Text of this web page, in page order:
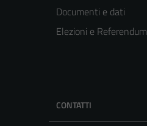
Documenti e dati
Elezioni e Referendum
CONTATTI